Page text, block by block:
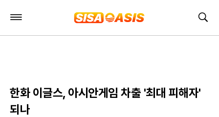
검
주
펼
치
기
한화 이글스, 아시안게임 차출 '최대 피해자'
되나